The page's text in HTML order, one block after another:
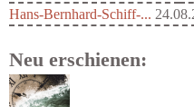
Hans-Bernhard-Schiff-...
Neu erschienen: